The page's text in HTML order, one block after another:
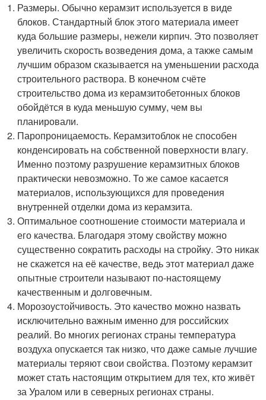
Размеры. Обычно керамзит используется в виде
блоков. Стандартный блок этого материала имеет
куда большие размеры, нежели кирпич. Это позволяет
увеличить скорость возведения дома, а также самым
лучшим образом сказывается на уменьшении расхода
строительного раствора. В конечном счёте
строительство дома из керамзитобетонных блоков
обойдётся в куда меньшую сумму, чем вы
планировали.
Паропроницаемость. Керамзитоблок не способен
конденсировать на собственной поверхности влагу.
Именно поэтому разрушение керамзитных блоков
практически невозможно. То же самое касается
материалов, использующихся для проведения
внутренней отделки дома из керамзита.
Оптимальное соотношение стоимости материала и
его качества. Благодаря этому свойству можно
существенно сократить расходы на стройку. Это никак
не скажется на её качестве, ведь этот материал даже
опытные строители называют по-настоящему
качественным и долговечным.
Морозоустойчивость. Это качество можно назвать
исключительно важным именно для российских
реалий. Во многих регионах страны температура
воздуха опускается так низко, что даже самые лучшие
материалы теряют свои свойства. Поэтому керамзит
может стать настоящим открытием для тех, кто живёт
за Уралом или в северных регионах страны.